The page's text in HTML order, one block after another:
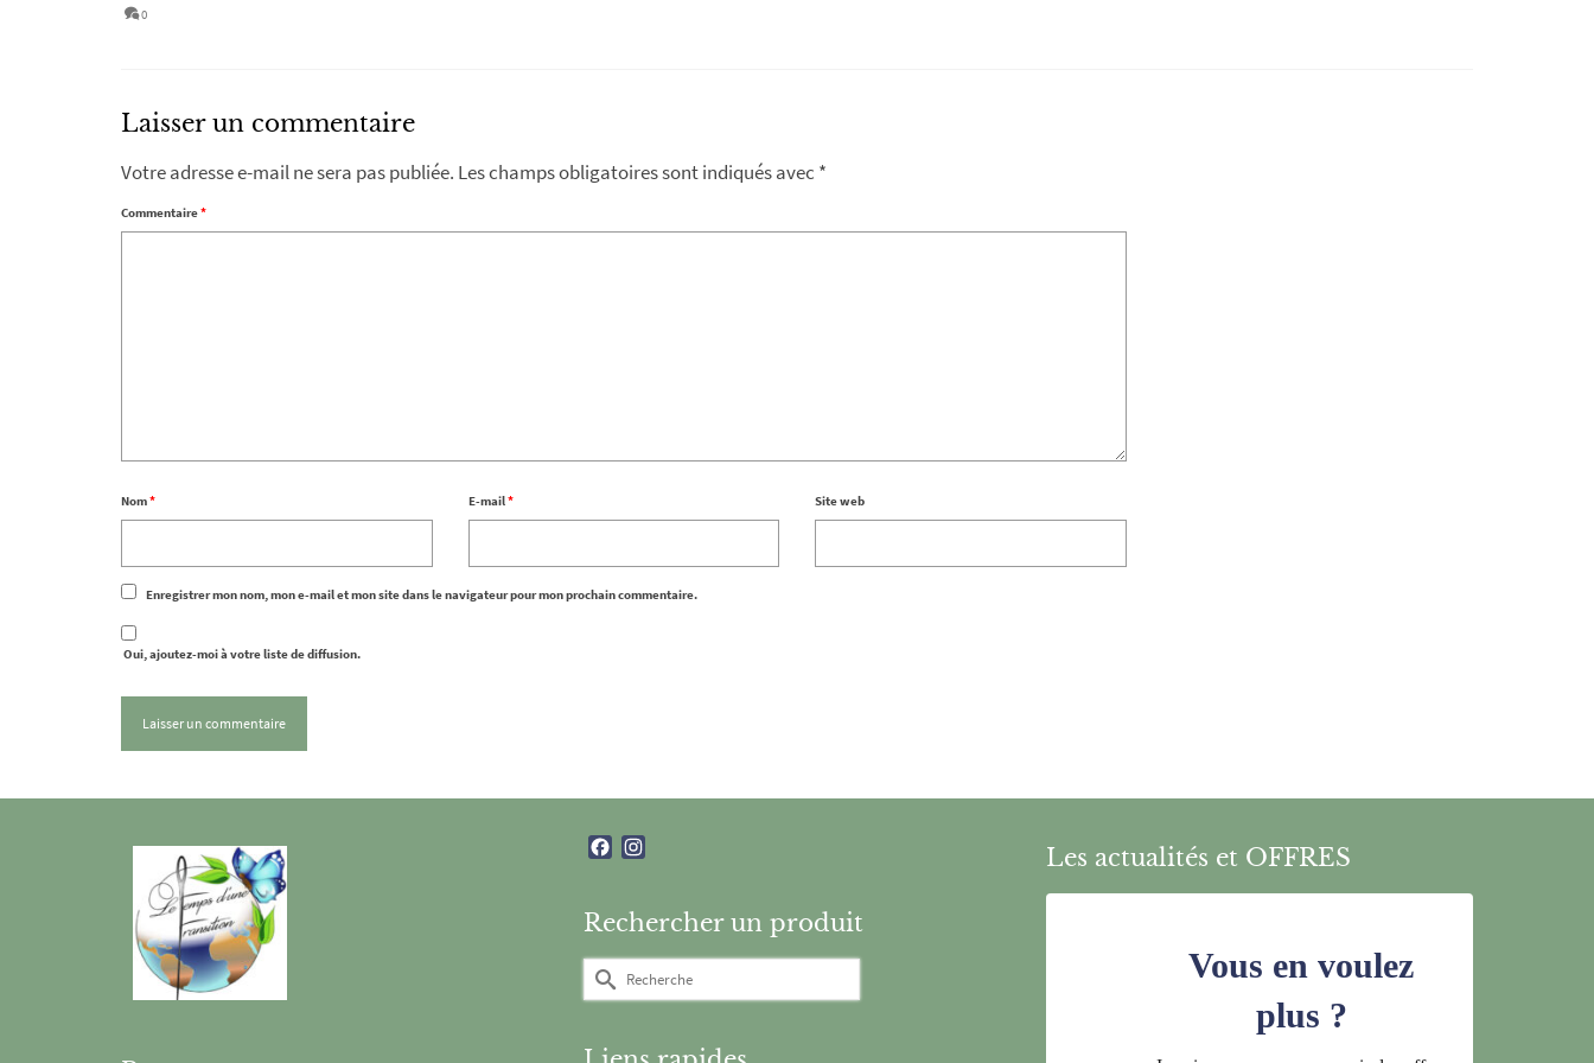
0
Laisser un commentaire
Votre adresse e-mail ne sera pas publiée. Les champs obligatoires sont indiqués avec *
Commentaire*
Nom* E-mail* Site web
Enregistrer mon nom, mon e-mail et mon site dans le navigateur pour mon prochain commentaire.
Oui, ajoutez-moi à votre liste de diffusion.
Facebook
Rechercher un produit
Rechercher :
Les actualités et OFFRES
Vous en voulez
plus ?